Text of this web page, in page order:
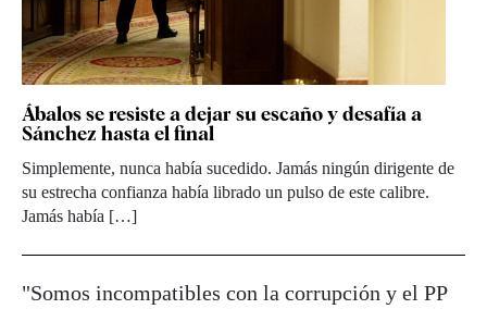
Ábalos se resiste a dejar su escaño y desafía a
Sánchez hasta el final
Simplemente, nunca había sucedido. Jamás ningún dirigente de
su estrecha confianza había librado un pulso de este calibre.
Jamás había […]
"Somos incompatibles con la corrupción y el PP